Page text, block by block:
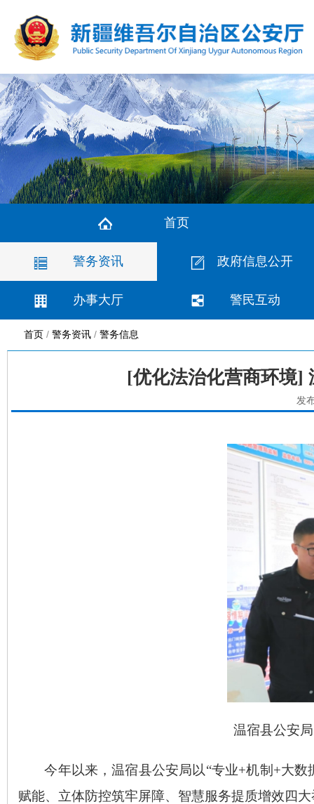
首页
警务资讯 政府信息公开
办事大厅 警民互动
首页 / 警务资讯 / 警务信息
[优化法治化营商环境]
发
温宿县公安
今年以来，温宿县公安局以“专业+机制+大
赋能、立体防控筑牢屏障、智慧服务提质增效四